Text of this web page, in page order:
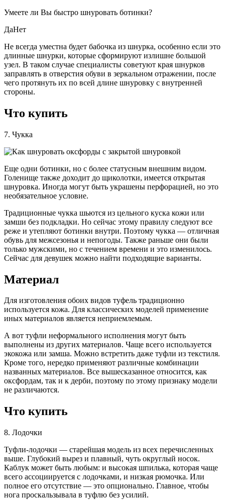
Умеете ли Вы быстро шнуровать ботинки?
ДаНет
Не всегда уместна будет бабочка из шнурка, особенно если это
длинные шнурки, которые сформируют излишне большой
узел. В таком случае специалисты советуют края шнурков
заправлять в отверстия обуви в зеркальном отражении, после
чего протянуть их по всей длине шнуровку с внутренней
стороны.
Что купить
7. Чукка
Еще одни ботинки, но с более статусным внешним видом.
Голенище также доходит до щиколотки, имеется открытая
шнуровка. Иногда могут быть украшены перфорацией, но это
необязательное условие.
Традиционные чукка шьются из цельного куска кожи или
замши без подкладки. Но сейчас этому правилу следуют все
реже и утепляют ботинки внутри. Поэтому чукка — отличная
обувь для межсезонья и непогоды. Также раньше они были
только мужскими, но с течением времени и это изменилось.
Сейчас для девушек можно найти подходящие варианты.
Материал
Для изготовления обоих видов туфель традиционно
используется кожа. Для классических моделей применение
иных материалов является неприемлемым.
А вот туфли неформального исполнения могут быть
выполнены из других материалов. Чаще всего используется
экокожа или замша. Можно встретить даже туфли из текстиля.
Кроме того, нередко применяют различные комбинации
названных материалов. Все вышесказанное относится, как
оксфордам, так и к дерби, поэтому по этому признаку модели
не различаются.
Что купить
8. Лодочки
Туфли‑лодочки — старейшая модель из всех перечисленных
выше. Глубокий вырез и плавный, чуть округлый носок.
Каблук может быть любым: и высокая шпилька, которая чаще
всего ассоциируется с лодочками, и низкая рюмочка. Или
полное его отсутствие — это опционально. Главное, чтобы
нога проскальзывала в туфлю без усилий.